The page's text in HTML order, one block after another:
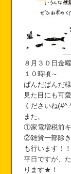
８月３０日金
１０時頃～
ぱんだぱんだ
見た目にも可
くださいね
また、
①家電増税前
②雑貨一部除
も行います！！
平日ですが、
ります★！